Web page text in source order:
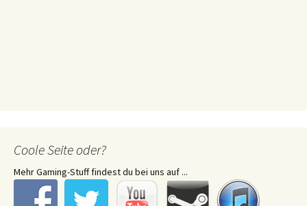
Coole Seite oder?
Mehr Gaming-Stuff findest du bei uns auf ...